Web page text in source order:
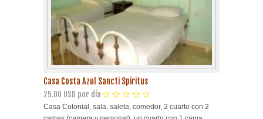
Casa Costa Azul Sancti Spiritus
25.00 USD por día
Casa Colonial, sala, saleta, comedor, 2 cuarto con 2